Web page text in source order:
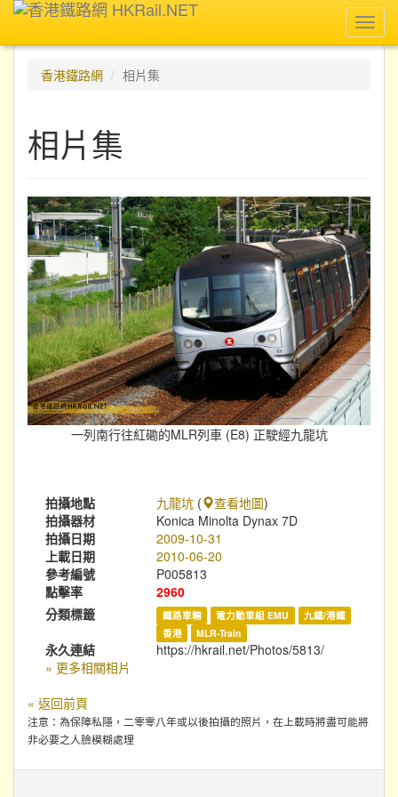
香港鐵路網
相片集
相片集
一列南行往紅磡的MLR列車 (E8) 正駛經九龍坑
拍攝地點 九龍坑 ( 查看地圖)
拍攝器材
Konica Minolta Dynax 7D
拍攝日期
2009-10-31
上載日期
2010-06-20
參考編號
P005813
點擊率
2960
分類標籤
鐵路車輛 電力動車組 EMU
九鐵/港鐵
香港
MLR-Train
永久連結
https://hkrail.net/Photos/5813/
» 更多相關相片
« 返回前頁
注意：為保障私隱，二零零八年或以後拍攝的照片，在上載時將盡可能將
非必要之人臉模糊處理